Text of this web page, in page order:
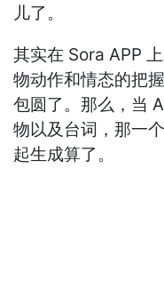
儿了。
其实在 Sora APP
物动作和情态的把
包圆了。那么，当
物以及台词，那一
起生成算了。